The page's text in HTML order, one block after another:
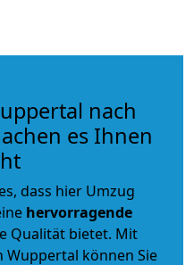
nach
es Ihnen
dass hier Umzug
hervorragende
Qualität bietet. Mit
können Sie